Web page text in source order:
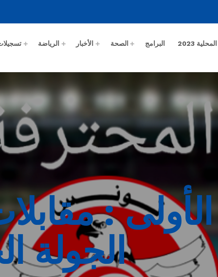
2023 البرامج الصحة الأخبار الرياضة
الأولى :
الجولة